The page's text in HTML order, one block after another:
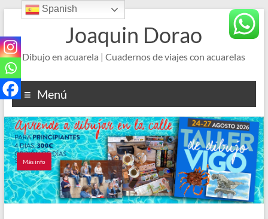
Saltar
contenido
Joaquin Dorao
Dibujo en acuarela | Cuadernos de viajes con acuarelas
Menú
Más info
Spanish